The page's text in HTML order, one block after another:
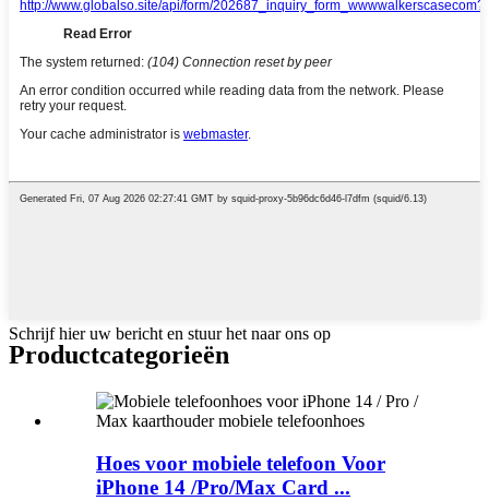
Schrijf hier uw bericht en stuur het naar ons op
Productcategorieën
Hoes voor mobiele telefoon Voor
iPhone 14 /Pro/Max Card ...